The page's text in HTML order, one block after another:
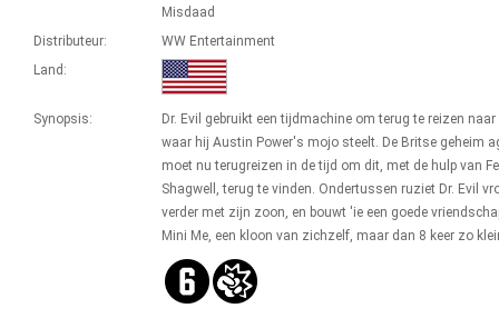
Misdaad
Distributeur:
WW Entertainment
Land:
Synopsis:
Dr. Evil gebruikt een tijdmachine om terug te reizen
waar hij Austin Power's mojo steelt. De Britse geheim
moet nu terugreizen in de tijd om dit, met de hulp van
Shagwell, terug te vinden. Ondertussen ruziet Dr. Evil
verder met zijn zoon, en bouwt 'ie een goede
Mini Me, een kloon van zichzelf, maar dan 8 keer zo